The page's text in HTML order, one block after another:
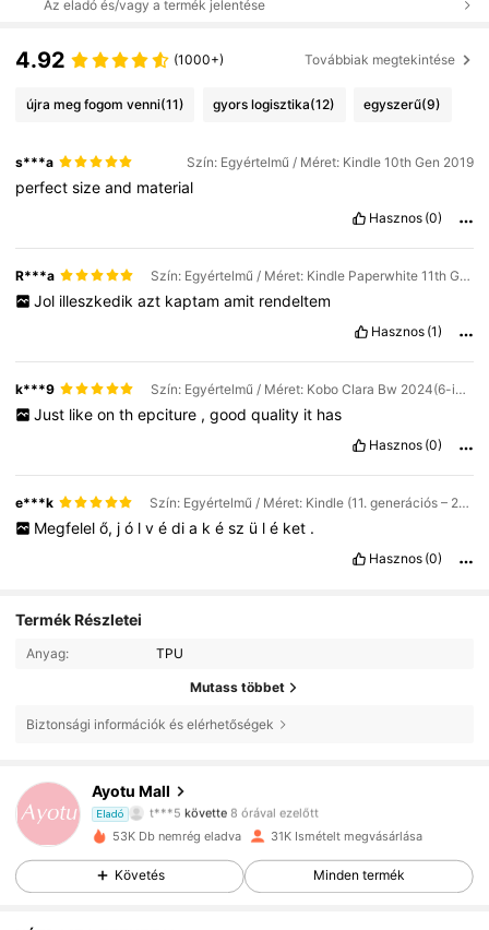
Az eladó és/vagy a termék jelentése
4.92 (1000+) Továbbiak megtekintése
újra meg fogom venni(11) gyors logisztika(12) egyszerű(9)
s***a Szín: Egyértelmű / Méret: Kindle 10th Gen 2019
perfectsizeand material
Hasznos (0)
R***a Szín: Egyértelmű / Méret: Kindle Paperwhite 11th Gen 2021
Jol illeszkedik azt kaptam amit rendeltem
Hasznos (1)
k***9 Szín: Egyértelmű / Méret: Kobo Clara Bw 2024(6-inch)
Just like on th epciture , good quality it has
Hasznos (0)
e***k Szín: Egyértelmű / Méret: Kindle (11. generációs – 2024-es kiadás) (6 hüvelykes)
Megfelel ő, j ó l v é di a k é sz ü l é ket .
Hasznos (0)
Termék Részletei
Anyag: TPU
Mutass többet
Biztonsági információk és elérhetőségek
Ayotu Mall
Eladó
t***5követte
s***1 böngészik
4.86
11K Követők
53K Db nemrég eladva 31K Ismételt megvásárlása
Követés Minden termék